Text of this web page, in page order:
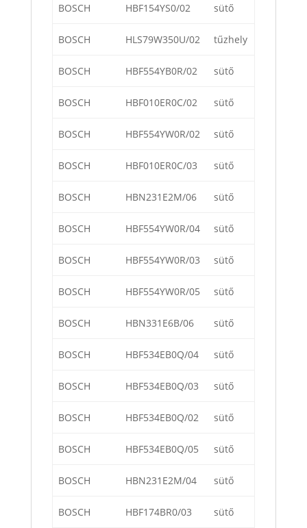
BOSCH HBF154YS0/02 sütő
BOSCH HLS79W350U/02 tűzhely
BOSCH HBF554YB0R/02 sütő
BOSCH HBF010ER0C/02 sütő
BOSCH HBF554YW0R/02 sütő
BOSCH HBF010ER0C/03 sütő
BOSCH HBN231E2M/06 sütő
BOSCH HBF554YW0R/04 sütő
BOSCH HBF554YW0R/03 sütő
BOSCH HBF554YW0R/05 sütő
BOSCH HBN331E6B/06 sütő
BOSCH HBF534EB0Q/04 sütő
BOSCH HBF534EB0Q/03 sütő
BOSCH HBF534EB0Q/02 sütő
BOSCH HBF534EB0Q/05 sütő
BOSCH HBN231E2M/04 sütő
BOSCH HBF174BR0/03 sütő